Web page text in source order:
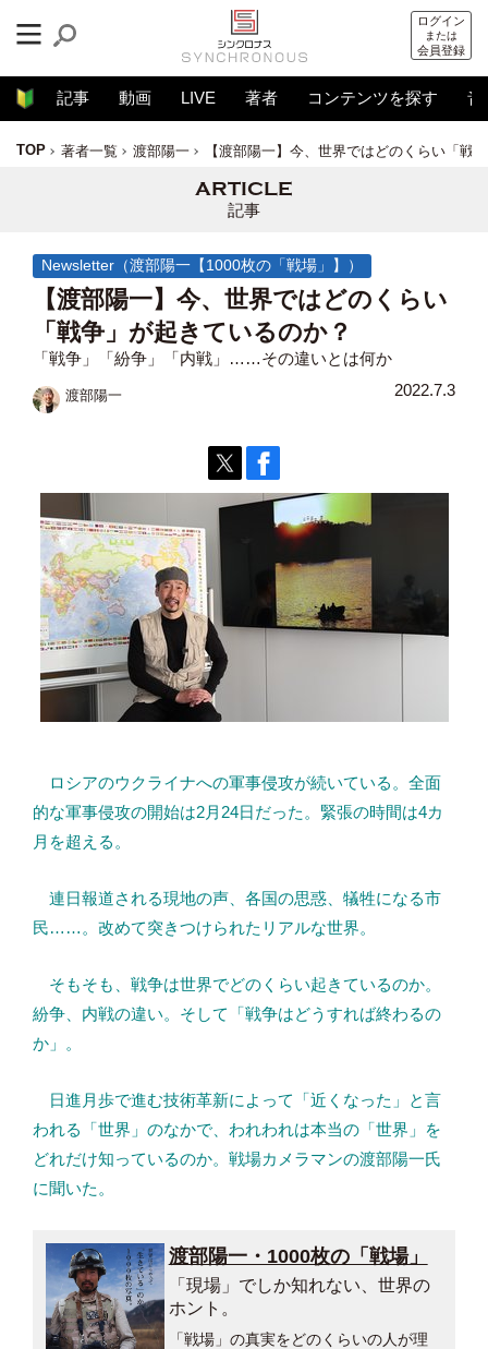
ログイン
または
会員登録
記事 動画 LIVE 著者 コンテンツを探す 音
TOP 著者一覧 渡部陽一 【渡部陽一】今、世界ではどのくらい「戦
記事
Newsletter（渡部陽一【1000枚の「戦場」】）
【渡部陽一】今、世界ではどのくらい
「戦争」が起きているのか？
「戦争」「紛争」「内戦」……その違いとは何か
渡部陽一 2022.7.3
ロシアのウクライナへの軍事侵攻が続いている。全面
的な軍事侵攻の開始は2月24日だった。緊張の時間は4カ
月を超える。
連日報道される現地の声、各国の思惑、犠牲になる市
民……。改めて突きつけられたリアルな世界。
そもそも、戦争は世界でどのくらい起きているのか。
紛争、内戦の違い。そして「戦争はどうすれば終わるの
か」。
日進月歩で進む技術革新によって「近くなった」と言
われる「世界」のなかで、われわれは本当の「世界」を
どれだけ知っているのか。戦場カメラマンの渡部陽一氏
に聞いた。
渡部陽一・1000枚の「戦場」
「現場」でしか知れない、世界の
ホント。
「戦場」の真実をどのくらいの人が理